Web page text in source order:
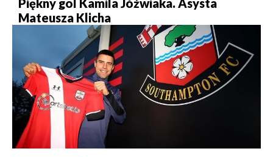
Piękny gol Kamila Jóźwiaka. Asysta
Mateusza Klicha